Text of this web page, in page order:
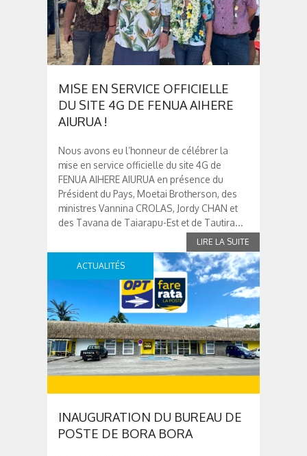
MISE EN SERVICE OFFICIELLE
DU SITE 4G DE FENUA AIHERE
AIURUA !
Nous avons eu l’honneur de célébrer la
mise en service officielle du site 4G de
FENUA AIHERE AIURUA en présence du
Président du Pays, Moetai Brotherson, des
ministres Vannina CROLAS, Jordy CHAN et
des Tavana de Taiarapu-Est et de Tautira...
ACTUALITÉS
INAUGURATION DU BUREAU DE
POSTE DE BORA BORA